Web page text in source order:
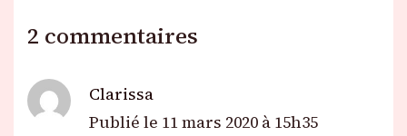
2 commentaires
Clarissa
Publié le 11 mars 2020 à 15h35